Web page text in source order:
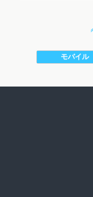
モバイル